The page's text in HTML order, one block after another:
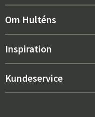
Nyt hos os
Indretning
Om Hulténs
Om Hulténs
Salgsafdeling
Inspiration
Bestsellere
Kundeservice